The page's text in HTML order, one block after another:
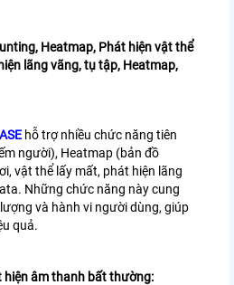
Heatmap, Phát hiện vật thể
lãng vãng, tụ tập, Heatmap,
hỗ trợ nhiều chức năng tiên
người), Heatmap (bản đồ
vật thể lấy mất, phát hiện lãng
Những chức năng này cung
và hành vi người dùng, giúp
quả.
hiện âm thanh bất thường: